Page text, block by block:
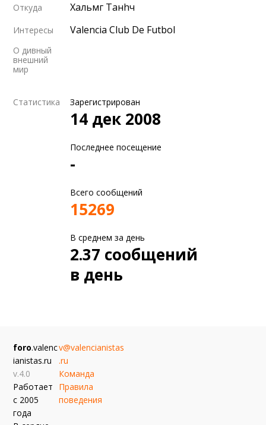
Валенсия — Реал Сосьедад
примерно 11 октября
Расинг — Валенсия
примерно 18 октября
Валенсия — Атлетик
Откуда Хальмг Танhч
Интересы Valencia Club De Futbol
О дивный
внешний
мир
Статистика Зарегистрирован
14 дек 2008
Последнее посещение
-
Всего сообщений
15269
В среднем за день
2.37 сообщений
в день
foro.valenc
ianistas.ru
v.4.0
Работает
с 2005
года
v@valencianistas
.ru
Команда
Правила
поведения